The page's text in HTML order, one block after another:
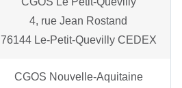
4, rue Jean Rostand
76144 Le-Petit-Quevilly CEDEX
CGOS Nouvelle-Aquitaine